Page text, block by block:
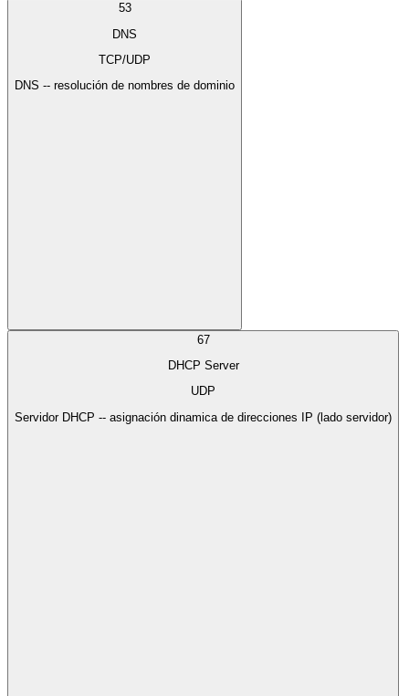
53
DNS
TCP/UDP
DNS -- resolución de nombres de dominio
67
DHCP Server
UDP
Servidor DHCP -- asignación dinamica de direcciones IP (lado servidor)